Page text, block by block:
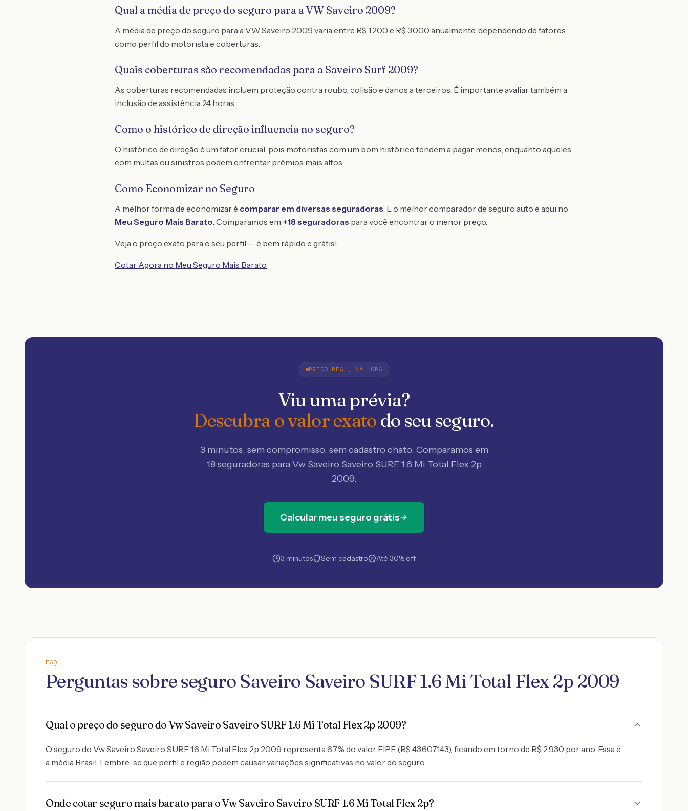
Qual a média de preço do seguro para a VW Saveiro 2009?
A média de preço do seguro para a VW Saveiro 2009 varia entre R$ 1.200 e R$ 3.000 anualmente, dependendo de fatores
como perfil do motorista e coberturas.
Quais coberturas são recomendadas para a Saveiro Surf 2009?
As coberturas recomendadas incluem proteção contra roubo, colisão e danos a terceiros. É importante avaliar também a
inclusão de assistência 24 horas.
Como o histórico de direção influencia no seguro?
O histórico de direção é um fator crucial, pois motoristas com um bom histórico tendem a pagar menos, enquanto aqueles
com multas ou sinistros podem enfrentar prêmios mais altos.
Como Economizar no Seguro
A melhor forma de economizar é comparar em diversas seguradoras. E o melhor comparador de seguro auto é aqui no
Meu Seguro Mais Barato. Comparamos em +18 seguradoras para você encontrar o menor preço.
Veja o preço exato para o seu perfil — é bem rápido e grátis!
Cotar Agora no Meu Seguro Mais Barato
PREÇO REAL, NA HORA
Viu uma prévia?
Descubra o valor exato do seu seguro.
3 minutos, sem compromisso, sem cadastro chato. Comparamos em
18 seguradoras para Vw Saveiro Saveiro SURF 1.6 Mi Total Flex 2p
2009.
Calcular meu seguro grátis
3 minutos Sem cadastro Até 30% off
FAQ
Perguntas sobre seguro Saveiro Saveiro SURF 1.6 Mi Total Flex 2p 2009
Qual o preço do seguro do Vw Saveiro Saveiro SURF 1.6 Mi Total Flex 2p 2009?
O seguro do Vw Saveiro Saveiro SURF 1.6 Mi Total Flex 2p 2009 representa 6.7% do valor FIPE (R$ 43.607,143), ficando em torno de R$ 2.930 por ano. Essa é
a média Brasil. Lembre-se que perfil e região podem causar variações significativas no valor do seguro.
Onde cotar seguro mais barato para o Vw Saveiro Saveiro SURF 1.6 Mi Total Flex 2p?